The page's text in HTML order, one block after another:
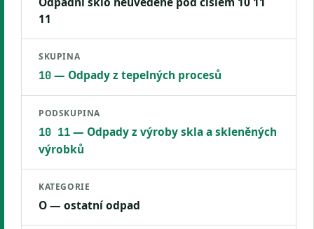
11
SKUPINA
10— Odpady z tepelných procesů
PODSKUPINA
10 11— Odpady z výroby skla a skleněných
výrobků
KATEGORIE
O — ostatní odpad